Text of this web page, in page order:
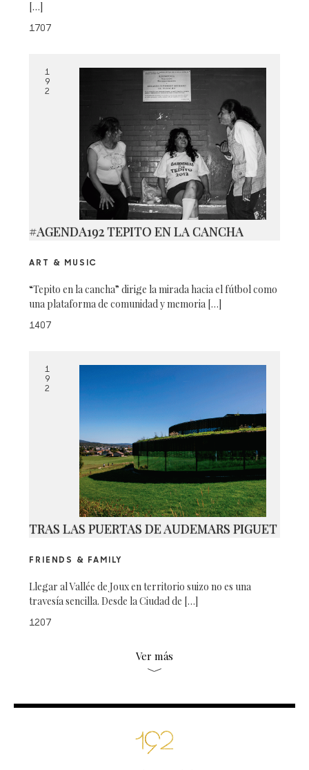
[…]
1707
1
9
2
#AGENDA192 TEPITO EN LA CANCHA
ART & MUSIC
“Tepito en la cancha” dirige la mirada hacia el fútbol como
una plataforma de comunidad y memoria […]
1407
1
9
2
TRAS LAS PUERTAS DE AUDEMARS PIGUET
FRIENDS & FAMILY
Llegar al Vallée de Joux en territorio suizo no es una
travesía sencilla. Desde la Ciudad de […]
1207
Ver más